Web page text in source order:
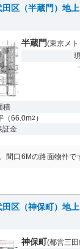
田区（半蔵門）地
半蔵門(東京メ
積
（66.0m2 ）
証金
間口6Mの路面物件で
田区（神保町）地
神保町(都営三